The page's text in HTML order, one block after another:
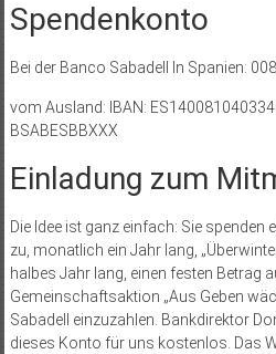
Spendenkonto
Bei der Banco Sabadell In Spanien:
vom Ausland: IBAN:
BSABESBBXXX
Einladung zum
Die Idee ist ganz einfach: Sie spenden
zu, monatlich ein Jahr lang,
halbes Jahr lang, einen festen Betrag
Gemeinschaftsaktion „Aus Geben
Sabadell einzuzahlen. Bankdirektor
dieses Konto für uns kos­tenlos. Das